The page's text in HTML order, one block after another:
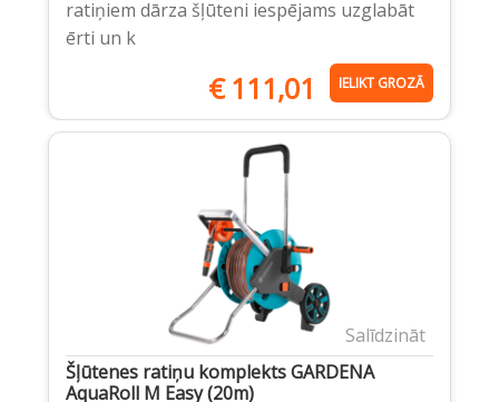
ratiņiem dārza šļūteni iespējams uzglabāt
ērti un k
€111,01 IELIKT GROZĀ
Salīdzināt
Šļūtenes ratiņu komplekts GARDENA
AquaRoll M Easy (20m)